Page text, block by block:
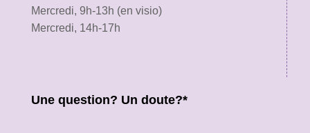
Mercredi, 9h-13h (en visio)
Mercredi, 14h-17h
Une question? Un doute?*